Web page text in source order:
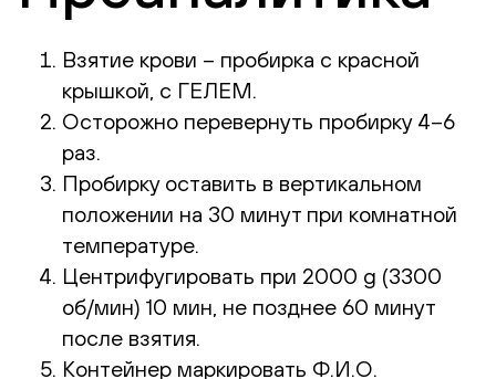
Взятие крови – пробирка с красной
крышкой, с ГЕЛЕМ.
Осторожно перевернуть пробирку 4–6
раз.
Пробирку оставить в вертикальном
положении на 30 минут при комнатной
температуре.
Центрифугировать при 2000 g (3300
об/мин) 10 мин, не позднее 60 минут
после взятия.
Контейнер маркировать Ф.И.О.